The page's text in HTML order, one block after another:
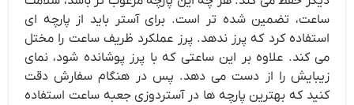
ساعت، تضمین شده تر است. برای آستر باید از پارچه ای
استفاده کرد که پرز ندهد. پرز عملکرد ظریف ساعت را مختل
می کند. علاوه بر این ساعتی که با پرز پوشانده شود، نمای
زیبایش را از دست می دهد. پس در هنگام سفارش دقت
کنید که بهترین پارچه ها در آستردوزی جعبه ساعت استفاده